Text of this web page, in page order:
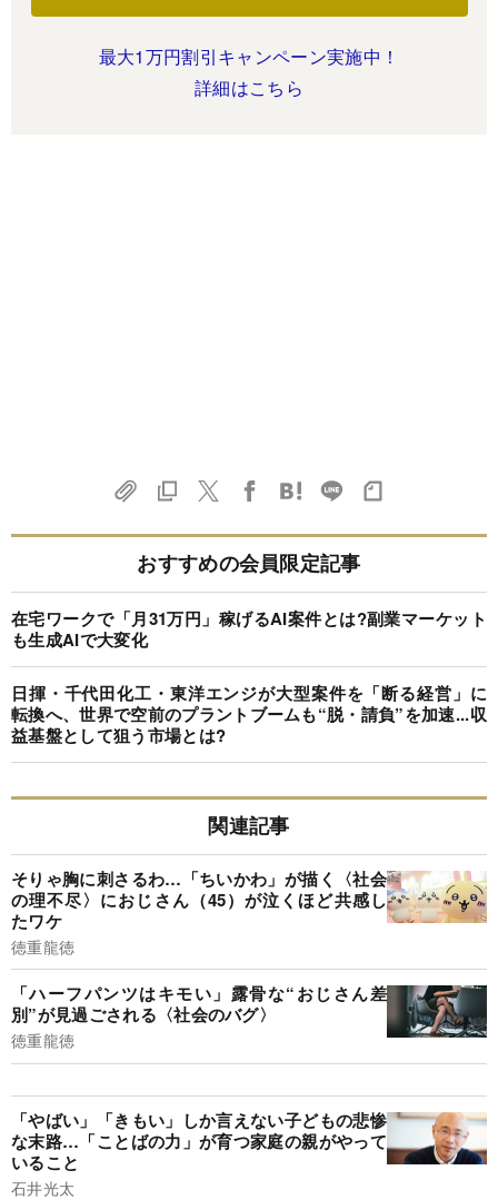
最大1万円割引キャンペーン実施中！
詳細はこちら
おすすめの会員限定記事
在宅ワークで「月31万円」稼げるAI案件とは?副業マーケット
も生成AIで大変化
日揮・千代田化工・東洋エンジが大型案件を「断る経営」に
転換へ、世界で空前のプラントブームも“脱・請負”を加速...収
益基盤として狙う市場とは?
関連記事
そりゃ胸に刺さるわ…「ちいかわ」が描く〈社会
の理不尽〉におじさん（45）が泣くほど共感し
たワケ
徳重龍徳
「ハーフパンツはキモい」露骨な“おじさん差
別”が見過ごされる〈社会のバグ〉
徳重龍徳
「やばい」「きもい」しか言えない子どもの悲惨
な末路…「ことばの力」が育つ家庭の親がやって
いること
石井光太